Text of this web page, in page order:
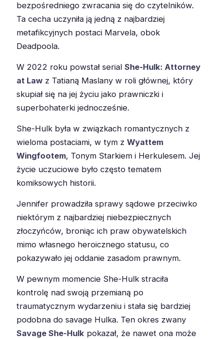
bezpośredniego zwracania się do czytelników.
Ta cecha uczyniła ją jedną z najbardziej
metafikcyjnych postaci Marvela, obok
Deadpoola.
W 2022 roku powstał serial She-Hulk: Attorney
at Law z Tatianą Maslany w roli głównej, który
skupiał się na jej życiu jako prawniczki i
superbohaterki jednocześnie.
She-Hulk była w związkach romantycznych z
wieloma postaciami, w tym z Wyattem
Wingfootem, Tonym Starkiem i Herkulesem. Jej
życie uczuciowe było często tematem
komiksowych historii.
Jennifer prowadziła sprawy sądowe przeciwko
niektórym z najbardziej niebezpiecznych
złoczyńców, broniąc ich praw obywatelskich
mimo własnego heroicznego statusu, co
pokazywało jej oddanie zasadom prawnym.
W pewnym momencie She-Hulk straciła
kontrolę nad swoją przemianą po
traumatycznym wydarzeniu i stała się bardziej
podobna do savage Hulka. Ten okres zwany
Savage She-Hulk pokazał, że nawet ona może